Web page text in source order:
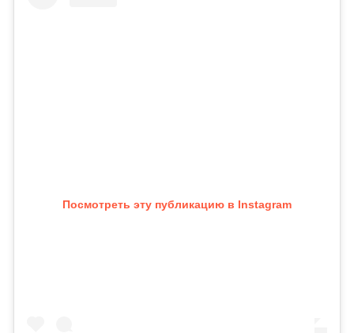
Посмотреть эту публикацию в Instagram